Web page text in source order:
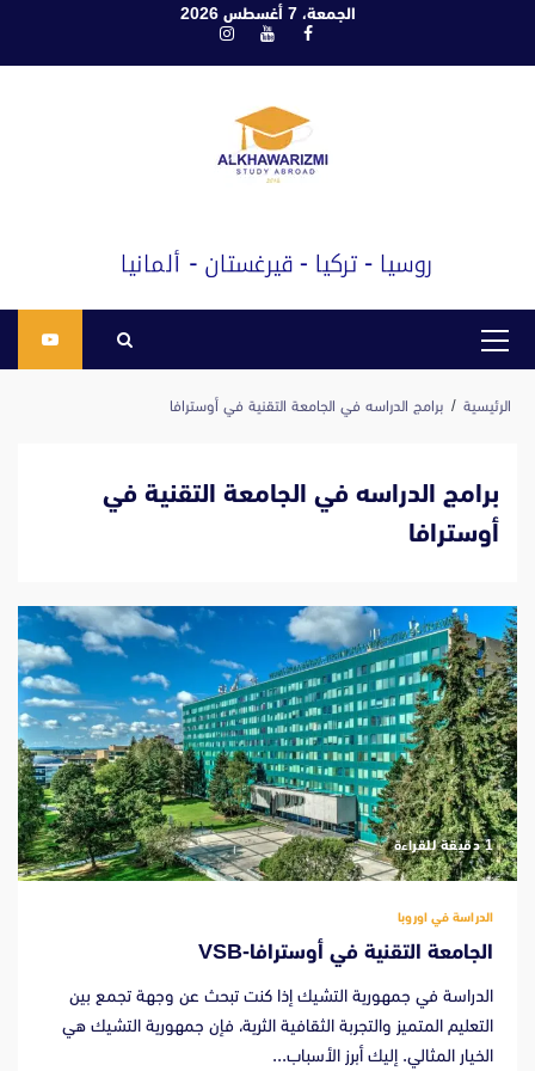
الجمعة، 7 أغسطس 2026
فيسبوكيوتيوبانستغرام
القائمة
الرئيسية برامج الدراسه في الجامعة التقنية في أوسترافا
برامج الدراسه في الجامعة التقنية في
أوسترافا
‫1 دقيقة للقراءة
الدراسة في اوروبا
الجامعة التقنية في أوسترافا-VSB
الدراسة في جمهورية التشيك إذا كنت تبحث عن وجهة تجمع بين
التعليم المتميز والتجربة الثقافية الثرية، فإن جمهورية التشيك هي
الخيار المثالي. إليك أبرز الأسباب...